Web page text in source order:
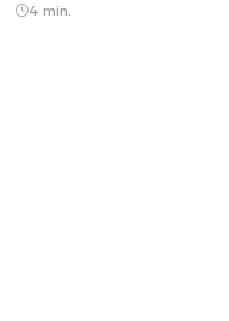
4 min.